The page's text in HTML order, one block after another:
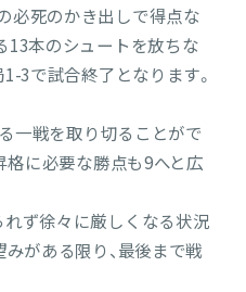
必死のかき出しで得点な
13本のシュートを放ちな
3で試合終了となります。
一戦を取り切ることがで
格に必要な勝点も9へと広
れず徐々に厳しくなる状況
がある限り、最後まで戦